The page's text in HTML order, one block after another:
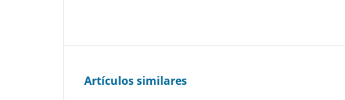
Artículos similares